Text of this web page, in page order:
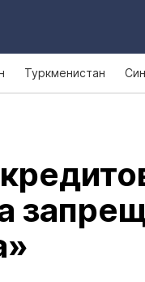
Туркменистан